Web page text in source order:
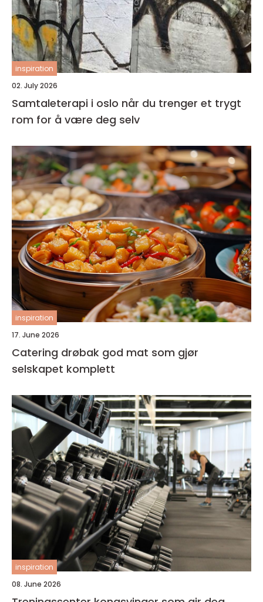
inspiration
02. July 2026
Samtaleterapi i oslo når du trenger et trygt
rom for å være deg selv
inspiration
17. June 2026
Catering drøbak god mat som gjør
selskapet komplett
inspiration
08. June 2026